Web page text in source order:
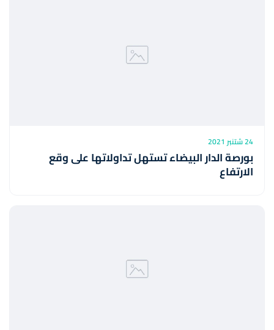
24 شتنبر 2021
بورصة الدار البيضاء تستهل تداولاتها على وقع
الارتفاع